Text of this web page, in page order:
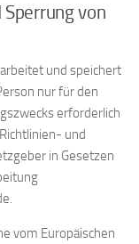
von
und speichert
nur für den
erforderlich
und
in Gesetzen
vom Europäischen